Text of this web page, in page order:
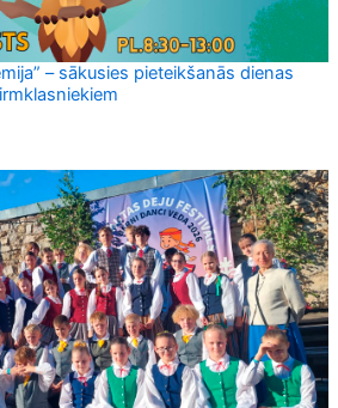
– sākusies pieteikšanās dienas